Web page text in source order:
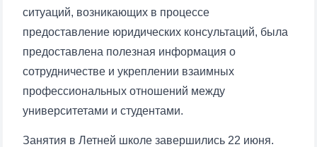
ситуаций, возникающих в процессе
предоставление юридических консультаций, была
предоставлена полезная информация о
сотрудничестве и укреплении взаимных
профессиональных отношений между
университетами и студентами.
Занятия в Летней школе завершились 22 июня.